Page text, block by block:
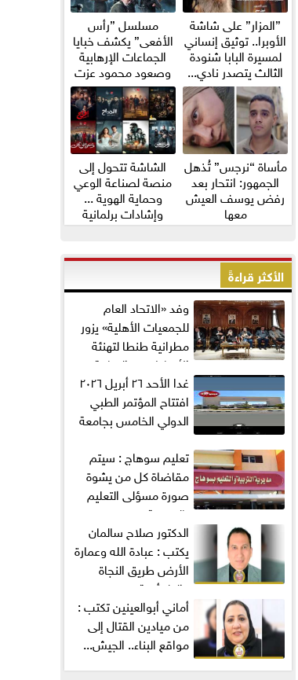
”المزار” على شاشة
الأوبرا.. توثيق إنساني
لمسيرة البابا شنودة
الثالث يتصدر نادي...
مسلسل ”رأس
الأفعى” يكشف خبايا
الجماعات الإرهابية
وصعود محمود عزت
مأساة “نرجس” تُذهل
الجمهور: انتحار بعد
رفض يوسف العيش
معها
الشاشة تتحول إلى
منصة لصناعة الوعي
وحماية الهوية ...
وإشادات برلمانية
واسعة...
الأكثر قراءةً
وفد «الاتحاد العام
للجمعيات الأهلية» يزور
مطرانية طنطا لتهنئة
الأقباط بعيد القيامة...
غدا الأحد ٢٦ أبريل ٢٠٢٦
افتتاح المؤتمر الطبي
الدولي الخامس بجامعة
تعليم سوهاج : سيتم
مقاضاة كل من يشوة
صورة مسؤلى التعليم
بالمديرية...
الدكتور صلاح سالمان
يكتب : عبادة الله وعمارة
الأرض طريق النجاة
والطمأنينة
من ميادين القتال إلى
مواقع البناء.. الجيش...